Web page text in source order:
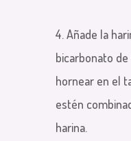
4. Añade la
bicarbonato
hornear en el
estén
harina.